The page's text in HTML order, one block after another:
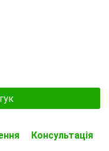
Консультація